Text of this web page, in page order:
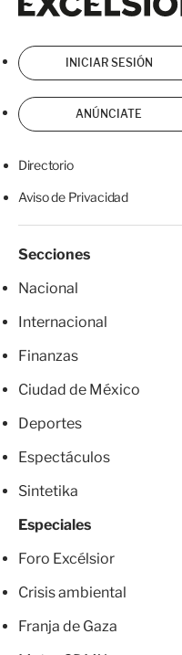
INICIAR SESIÓN
ANÚNCIATE
Directorio
Aviso de Privacidad
Secciones
Nacional
Internacional
Finanzas
Ciudad de México
Deportes
Espectáculos
Sintetika
Especiales
Foro Excélsior
Crisis ambiental
Franja de Gaza